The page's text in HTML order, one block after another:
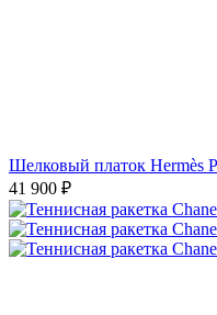
Шелковый платок Hermès
41 900 ₽